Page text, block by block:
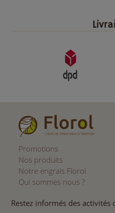
Promotions
Nos produits
Notre engrais Florol
Qui sommes nous ?
Restez informés des activités